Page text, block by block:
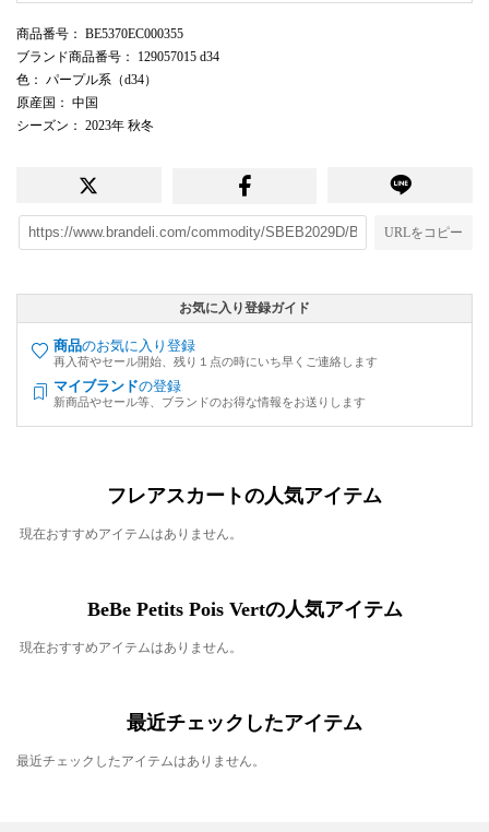
商品番号 ： BE5370EC000355
ブランド商品番号 ： 129057015 d34
色 ： パープル系（d34）
原産国 ： 中国
シーズン ： 2023年 秋冬
URLをコピー
お気に入り登録ガイド
商品のお気に入り登録
再入荷やセール開始、残り１点の時にいち早くご連絡します
マイブランドの登録
新商品やセール等、ブランドのお得な情報をお送りします
フレアスカートの人気アイテム
現在おすすめアイテムはありません。
BeBe Petits Pois Vertの人気アイテム
現在おすすめアイテムはありません。
最近チェックしたアイテム
最近チェックしたアイテムはありません。